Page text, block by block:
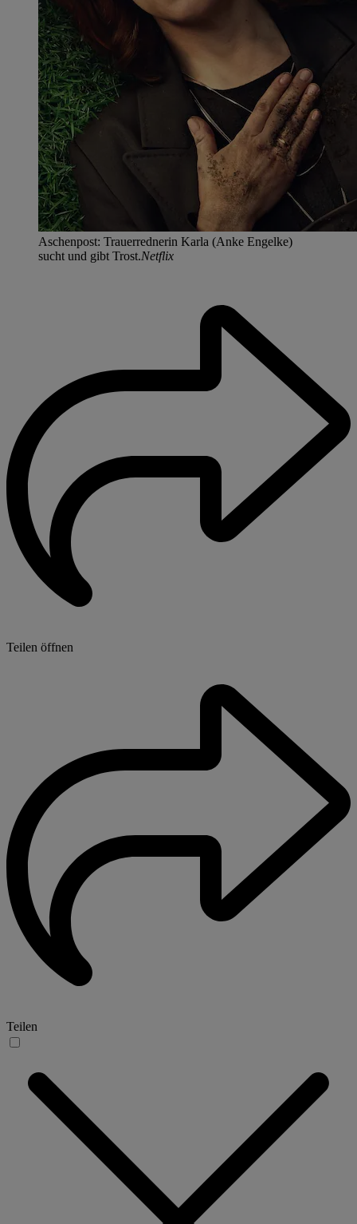
Aschenpost: Trauerrednerin Karla (Anke Engelke)
sucht und gibt Trost.Netflix
Teilen öffnen
Teilen